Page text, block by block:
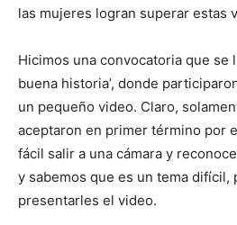
las mujeres logran superar estas
Hicimos una convocatoria que se
buena historia’, donde
un pequeño video. Claro,
aceptaron en primer término por
fácil salir a una cámara y
y sabemos que es un tema difícil,
presentarles el video.